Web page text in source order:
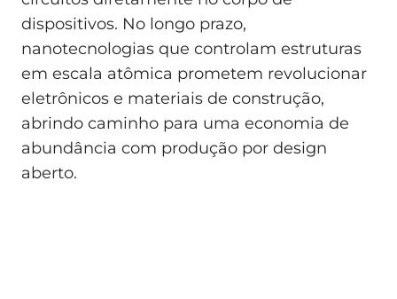
dispositivos. No longo prazo,
nanotecnologias que controlam estruturas
em escala atômica prometem revolucionar
eletrônicos e materiais de construção,
abrindo caminho para uma economia de
abundância com produção por design
aberto.